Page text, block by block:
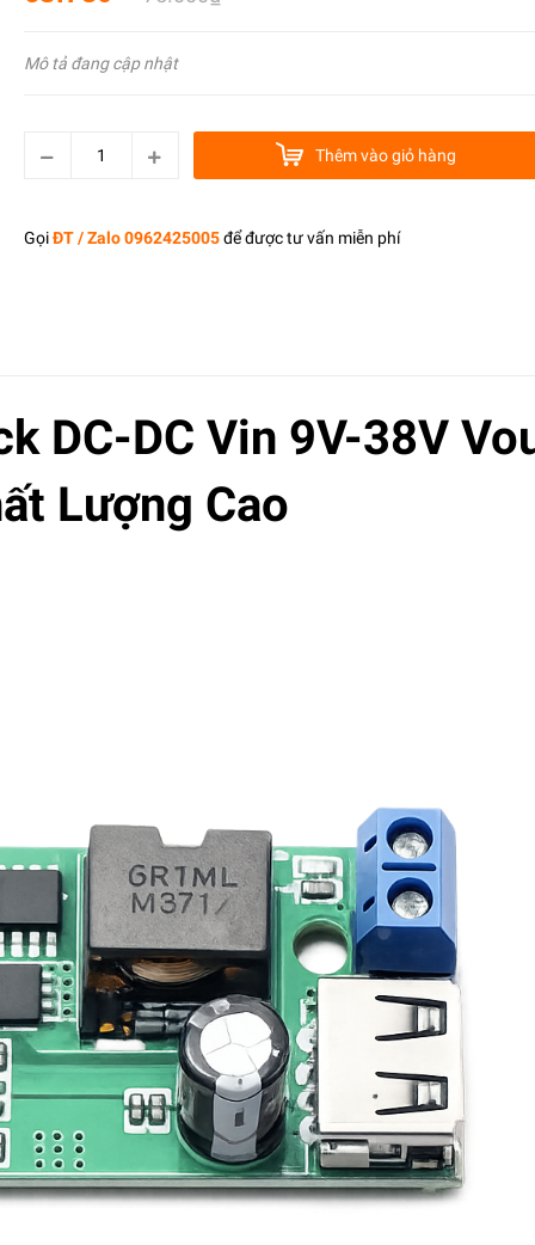
Mô tả đang cập nhật
Thêm vào giỏ hàng
GọiĐT / Zalo 0962425005để được tư vấn miễn phí
DC-DC Vin 9V-38V
Lượng Cao